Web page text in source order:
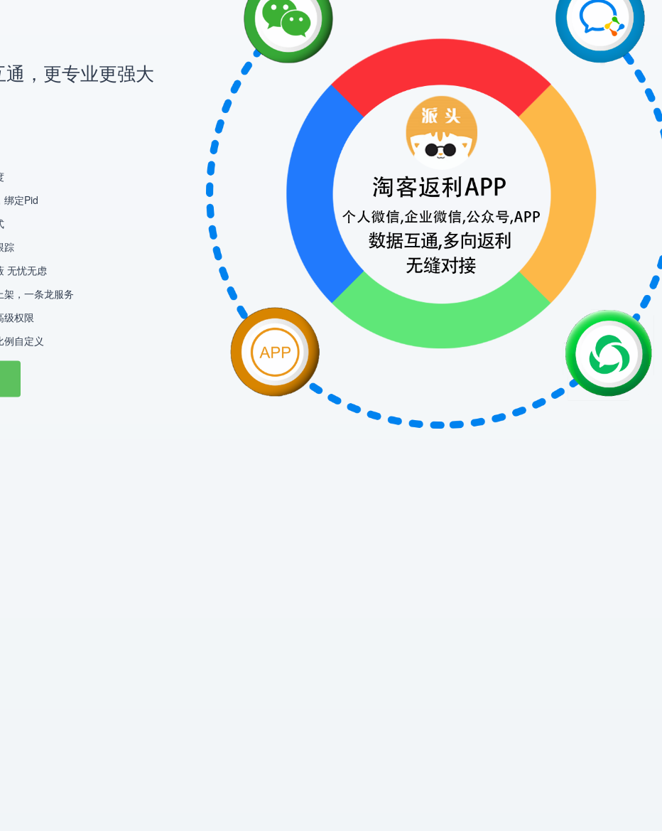
，更专业更强大
绑定Pid
踪
无忧无虑
架，一条龙服务
级权限
例自定义